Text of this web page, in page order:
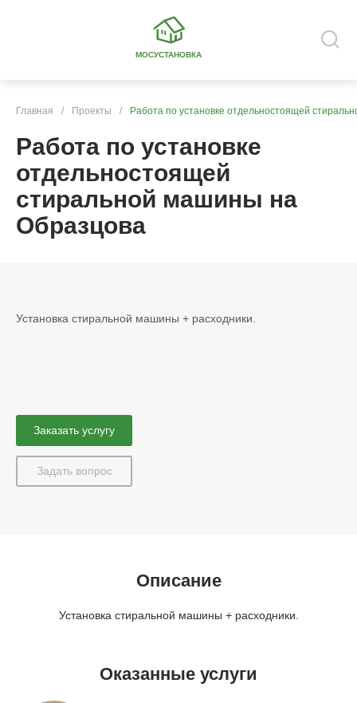
МОСУСТАНОВКА
Главная / Проекты / Работа по установке отдельностоящей
Работа по установке
отдельностоящей
стиральной машины на
Образцова
Установка стиральной машины + расходники.
Заказать услугу
Задать вопрос
Описание
Установка стиральной машины + расходники.
Оказанные услуги